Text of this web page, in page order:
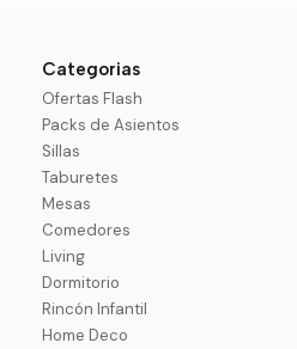
Categorias
Ofertas Flash
Packs de Asientos
Sillas
Taburetes
Mesas
Comedores
Living
Dormitorio
Rincón Infantil
Home Deco